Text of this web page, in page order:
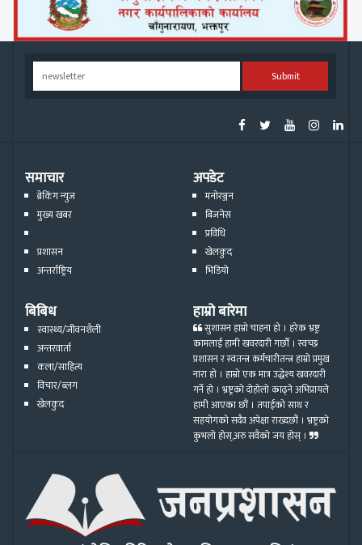
Submit
समाचार
ब्रेकिंग न्युज
मुख्य खबर
प्रशासन
अन्तर्राष्ट्रिय
अपडेट
मनोरञ्जन
बिजनेस
प्रविधि
खेलकुद
भिडियो
बिबिध
स्वास्थ्य/जीवनशैली
अन्तरवार्ता
कला/साहित्य
विचार/ब्लग
खेलकुद
हाम्रो बारेमा
सुशासन हाम्रो चाहना हो । हरेक भ्रष्ट्र
कामलाई हामी खवरदारी गर्छौ । स्वच्छ
प्रशासन र स्वतन्त्र कर्मचारीतन्त्र हाम्रो प्रमुख
नारा हो । हाम्रो एक मात्र उद्धेश्य खवरदारी
गर्ने हो । भ्रष्ट्रको दोहोलो काढ्ने अभिप्रायले
हामी आएका छौं । तपाईको साथ र
सहयोगको सदैव अपेक्षा राख्दछौं । भ्रष्ट्रको
कुभलो होस्,अरु सवैको जय होस् ।